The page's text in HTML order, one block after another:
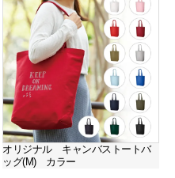
オリジナル キャンバストートバ
ッグ(M) カラー